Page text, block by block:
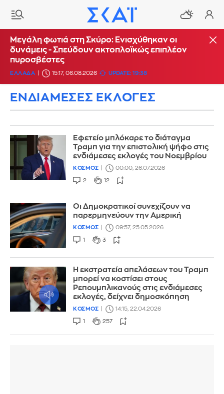
Μεγάλη φωτιά στη Σκύρο: Ενισχύθηκαν οι
δυνάμεις - Σπεύδουν ακτοπλοϊκώς επιπλέον
πυροσβέστες
ΕΛΛΑΔΑ 15:17, 06.08.2026 UPDATE: 19:38
ΕΝΔΙΑΜΕΣΕΣ ΕΚΛΟΓΕΣ
Εφετείο μπλόκαρε το διάταγμα
Τραμπ για την επιστολική ψήφο στις
ενδιάμεσες εκλογές του Νοεμβρίου
ΚΟΣΜΟΣ 00:00, 26.07.2026
2 12
Οι Δημοκρατικοί συνεχίζουν να
παρερμηνεύουν την Αμερική
ΚΟΣΜΟΣ 09:57, 25.05.2026
1 3
Η εκστρατεία απελάσεων του Τραμπ
μπορεί να κοστίσει στους
Ρεπουμπλικανούς στις ενδιάμεσες
εκλογές, δείχνει δημοσκόπηση
ΚΟΣΜΟΣ 14:15, 22.04.2026
1 257